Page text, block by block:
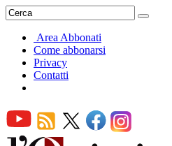
Area Abbonati
Come abbonarsi
Privacy
Contatti